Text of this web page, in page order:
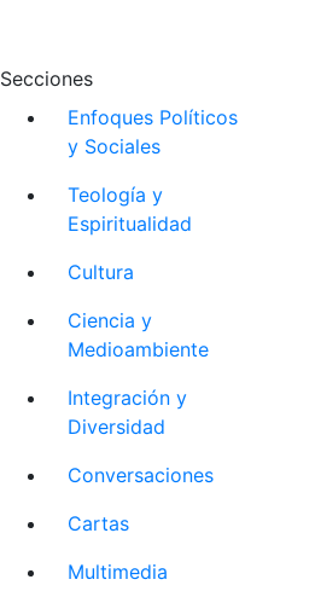
Secciones
Enfoques Políticos
y Sociales
Teología y
Espiritualidad
Cultura
Ciencia y
Medioambiente
Integración y
Diversidad
Conversaciones
Cartas
Multimedia